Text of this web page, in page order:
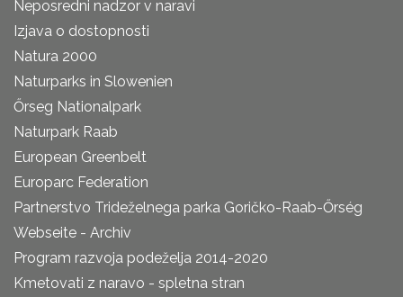
Neposredni nadzor v naravi
Izjava o dostopnosti
Natura 2000
Naturparks in Slowenien
Őrseg Nationalpark
Naturpark Raab
European Greenbelt
Europarc Federation
Partnerstvo Trideželnega parka Goričko-Raab-Őrség
Webseite - Archiv
Program razvoja podeželja 2014-2020
Kmetovati z naravo - spletna stran